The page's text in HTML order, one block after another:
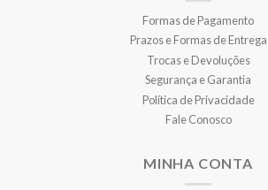
Formas de Pagamento
Prazos e Formas de Entrega
Trocas e Devoluções
Segurança e Garantia
Política de Privacidade
Fale Conosco
MINHA CONTA